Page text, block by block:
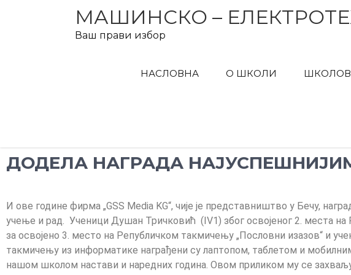
МАШИНСКО –
Ваш прави избор
НАСЛОВНА О ШКОЛИ
ДОДЕЛА НАГРАДА
И ове године фирма „GSS Media KG“, чије је представништво у Бечу,
учење и рад. Ученици Душан Тричковић (IV1) због освојеног 2. места
за освојено 3. место на Републичком такмичењу „Пословни изазов“ и
такмичењу из информатике награђени су лаптопом, таблетом и
нашом школом настави и наредних година. Овом приликом му се